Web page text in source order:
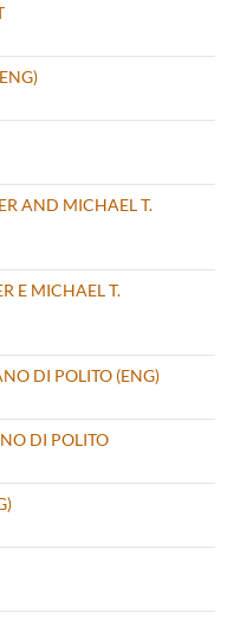
AND MICHAEL T.
E MICHAEL T.
DI POLITO (ENG)
DI POLITO